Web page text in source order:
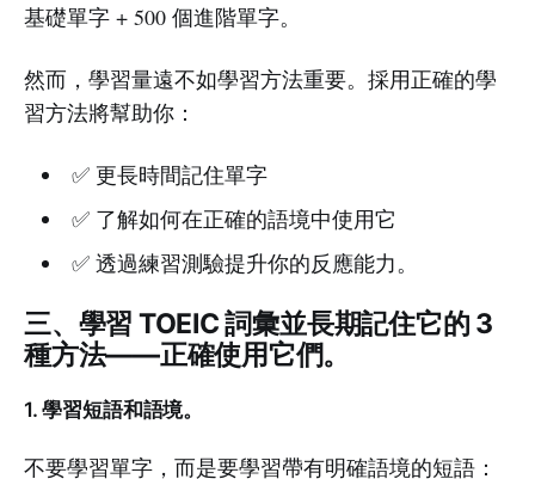
基礎單字 + 500 個進階單字。
然而，學習量遠不如學習方法重要。採用正確的學
習方法將幫助你：
✅ 更長時間記住單字
✅ 了解如何在正確的語境中使用它
✅ 透過練習測驗提升你的反應能力。
三、學習 TOEIC 詞彙並長期記住它的 3
種方法——正確使用它們。
1. 學習短語和語境。
不要學習單字，而是要學習帶有明確語境的短語：